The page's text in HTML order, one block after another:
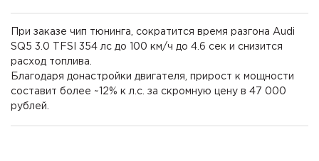
При заказе чип тюнинга, сократится время разгона Audi
SQ5 3.0 TFSI 354 лс до 100 км/ч до 4.6 сек и снизится
расход топлива.
Благодаря донастройки двигателя, прирост к мощности
составит более ~12% к л.с. за скромную цену в 47 000
рублей.